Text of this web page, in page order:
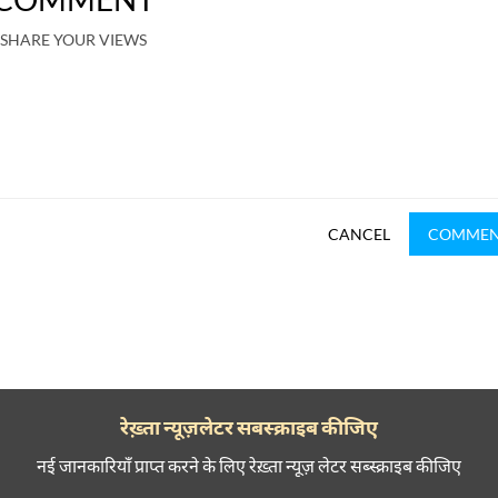
SHARE YOUR VIEWS
CANCEL
रेख़्ता न्यूज़लेटर सबस्क्राइब कीजिए
नई जानकारियाँ प्राप्त करने के लिए रेख़्ता न्यूज़ लेटर सब्स्क्राइब कीजिए